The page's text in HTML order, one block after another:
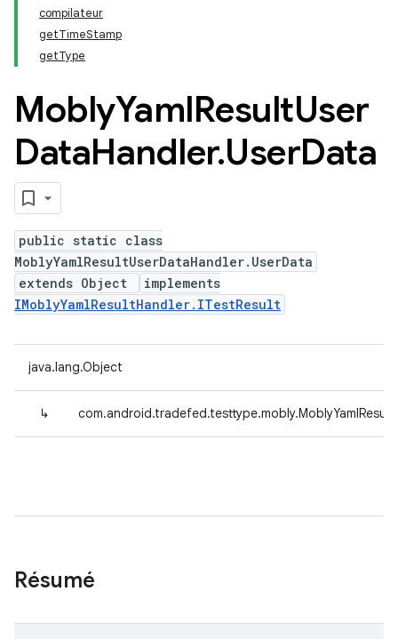
compilateur
getTimeStamp
getType
MoblyYamlResultUser
DataHandler.UserData
public static class
MoblyYamlResultUserDataHandler.UserData
extends Object
implements
IMoblyYamlResultHandler.ITestResult
java.lang.Object
↳
Résumé